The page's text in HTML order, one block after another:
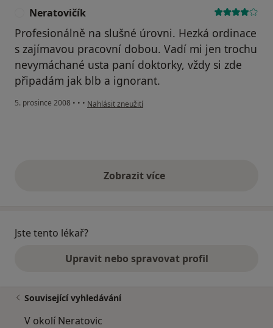
Neratovičík
Profesionálně na slušné úrovni. Hezká ordinace
s zajímavou pracovní dobou. Vadí mi jen trochu
nevymáchané usta paní doktorky, vždy si zde
připadám jak blb a ignorant.
5. prosince 2008 • • • podle názoru uživatele Neratovičík
Nahlásit zneužití
Zobrazit vícevýše uvedené názory
Jste tento lékař?
Upravit nebo spravovat profil
Související vyhledávání
V okolí Neratovic